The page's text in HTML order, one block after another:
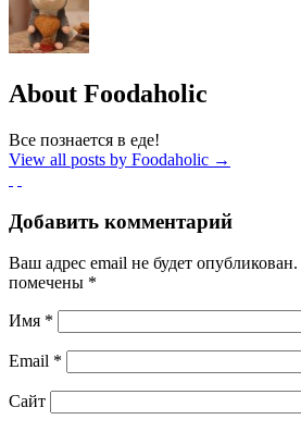
About Foodaholic
Все познается в еде!
View all posts by Foodaholic →
Добавить комментарий
Ваш адрес email не будет опубликован.
помечены *
Имя *
Email *
Сайт